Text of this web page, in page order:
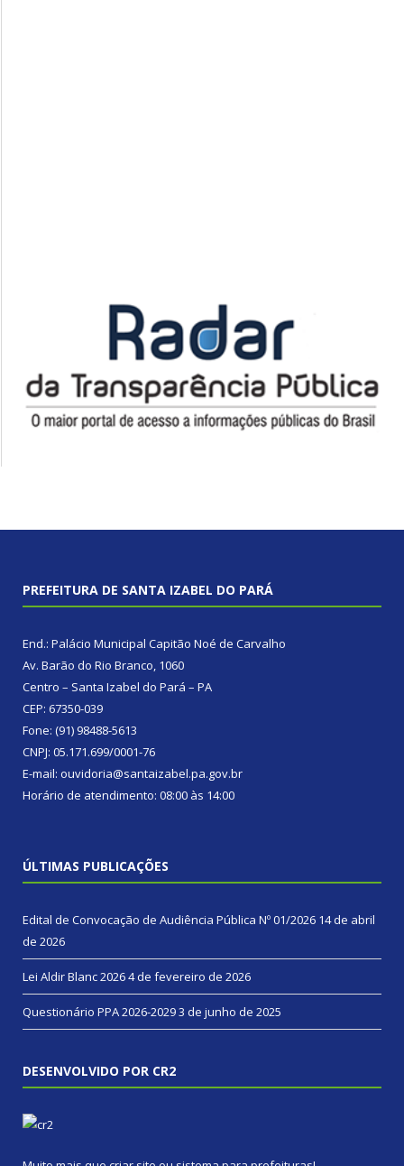
PREFEITURA DE SANTA IZABEL DO PARÁ
End.: Palácio Municipal Capitão Noé de Carvalho
Av. Barão do Rio Branco, 1060
Centro – Santa Izabel do Pará – PA
CEP: 67350-039
Fone: (91) 98488-5613
CNPJ: 05.171.699/0001-76
E-mail: ouvidoria@santaizabel.pa.gov.br
Horário de atendimento: 08:00 às 14:00
ÚLTIMAS PUBLICAÇÕES
Edital de Convocação de Audiência Pública Nº 01/2026 14 de abril
de 2026
Lei Aldir Blanc 20264 de fevereiro de 2026
Questionário PPA 2026-20293 de junho de 2025
DESENVOLVIDO POR CR2